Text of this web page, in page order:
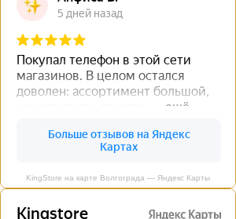
KingStore на карте Волгограда — Яндекс Карты